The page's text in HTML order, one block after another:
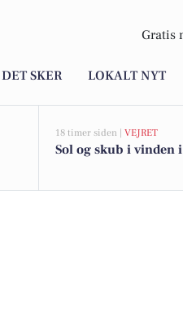
Gratis
DET SKER LOKALT NYT
18 timer siden | VEJRET
Sol og skub i vinden